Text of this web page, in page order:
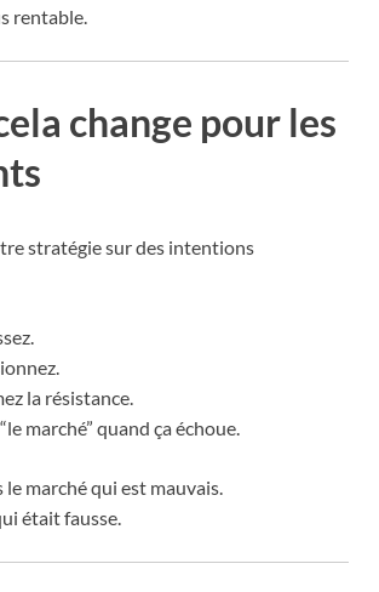
rentable.
change pour les
stratégie sur des intentions
la résistance.
marché” quand ça échoue.
le marché qui est mauvais.
était fausse.